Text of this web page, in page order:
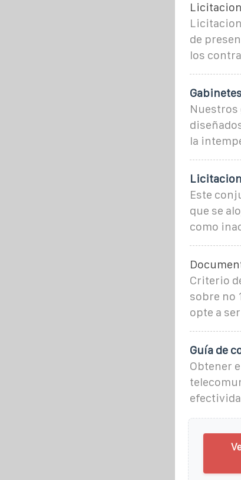
de
los
Nuestros
la
Este
que se
como
Criterio
sobre no
opte a
Guía de
Obtener